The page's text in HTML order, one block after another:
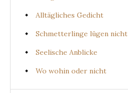
Alltägliches Gedicht
Schmetterlinge lügen nicht
Seelische Anblicke
Wo wohin oder nicht